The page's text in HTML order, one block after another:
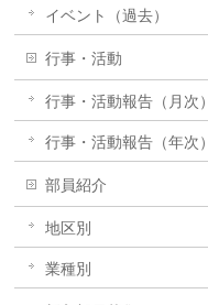
イベント（過去）
行事・活動
行事・活動報告（月次）
行事・活動報告（年次）
部員紹介
地区別
業種別